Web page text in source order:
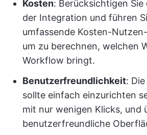
Kosten: Berücksichtigen Sie
der Integration und führen
umfassende Kosten-
um zu berechnen, welchen
Workflow bringt.
Benutzerfreundlichkeit:
sollte einfach einzurichten
mit nur wenigen Klicks, und
benutzerfreundliche